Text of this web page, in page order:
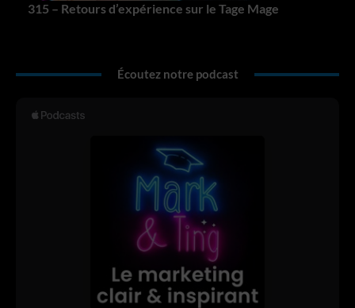
315 – Retours d’expérience sur le Tage Mage
Écoutez notre podcast